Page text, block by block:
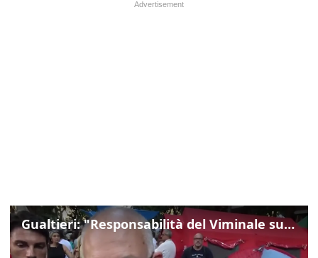
Gualtieri: "Responsabilità del Viminale su Spin Time? La posizione dei partiti è nota"